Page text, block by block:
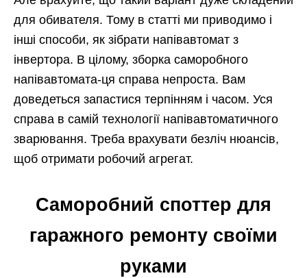
для обивателя. Тому в статті ми приводимо і
інші способи, як зібрати напівавтомат з
інвертора. В цілому, зборка саморобного
напівавтомата-ця справа непроста. Вам
доведеться запастися терпінням і часом. Уся
справа в самій технології напівавтоматичного
зварювання. Треба врахувати безліч нюансів,
щоб отримати робочий агрегат.
Саморобний споттер для
гаражного ремонту своїми
руками